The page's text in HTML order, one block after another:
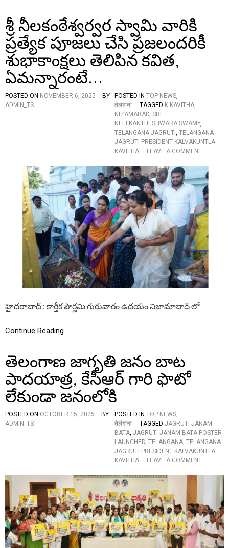
ఎ
న్ని
క
లో
ఓ
డి
ది
”
శ్రీ నీలకంఠేశ్వర్వర స్వామి వారికి
ప్రత్యేక పూజలు చేసి ప్రజలందరికీ
శుభాకాంక్షలు తెలిపిన కవిత,
ఏమన్నారంటే…
POSTED ON NOVEMBER 6, 2025
BY
ADMIN_TS
POSTED IN TOP NEWS,
तेलंगाना
TAGGED K KAVITHA,
NIZAMABAD, SRI
NEELKANTHESHWARA SWAMY,
TELANGANA JAGRUTI , TELANGANA
JAGRUTI PRESIDENT KALVAKUNTLA
KAVITHA
LEAVE A COMMENTO
నీ
ల
కం
ఠే
శ్వ
ర్వ
స్వా
మి
వా
రి
కి
ప్ర
భా
కాం
క్ష
లు
వి
త
,
ఏ
హైదరాబాద్ : కార్తీక పౌర్ణమి గురువారం ఉదయం నిజామాబాద్ లో
Continue Reading
తెలంగాణ జాగృతి జనం బాట
పాదయాత్ర, కేసీఆర్ గారి ఫొటో
లేకుండా జనంలోకి
POSTED ON OCTOBER 15, 2025
BY
ADMIN_TS
POSTED IN TOP NEWS
तेलंगाना
TAGGED JAGRUTI JANAM
BATA JAGRUTI JANAM BATA POSTER
LAUNCHED TELANGANA TELANGANA
JAGRUTI PRESIDENT KALVAKUNTLA
KAVITHA
LEAVE A COMMENTO
ణ
జా
గృ
తి
జ